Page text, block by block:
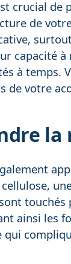
crucial de
de
capacité
à temps.
de votre
la
touchés
ainsi les
qui